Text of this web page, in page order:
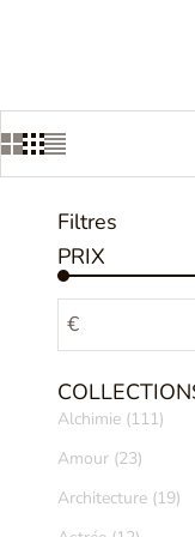
Filtres
PRIX
€
Alchimie (111)
Amour (23)
Architecture (19)